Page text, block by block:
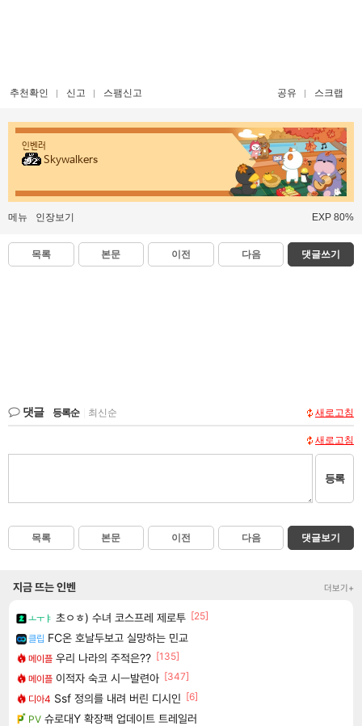
추천확인 신고 스팸신고 공유 스크랩
인벤러
Skywalkers
메뉴 인장보기 EXP 80%
목록 본문 이전 다음 댓글쓰기
댓글 등록순 최신순 새로고침
새로고침
등록
목록 본문 이전 다음 댓글보기
지금 뜨는 인벤 더보기+
ㅗㅜㅑ 초ㅇㅎ) 수녀 코스프레 제로투 [25]
클립 FC온 호날두보고 실망하는 민교
메이플 우리 나라의 주적은?? [135]
메이플 이적자 숙코 시ㅡ발련아 [347]
디아4 Ssf 정의를 내려 버린 디시인 [6]
PV 슈로대Y 확장팩 업데이트 트레일러